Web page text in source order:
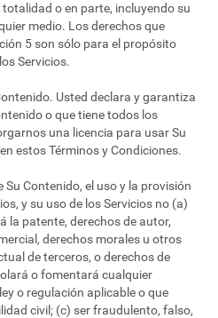
o en parte, incluyendo su
medio. Los derechos que
5 son sólo para el propósito
Servicios.
Usted declara y garantiza
o que tiene todos los
una licencia para usar Su
estos Términos y Condiciones.
Contenido, el uso y la provisión
y su uso de los Servicios no (a)
la patente, derechos de autor,
derechos morales u otros
de terceros, o derechos de
o fomentará cualquier
o regulación aplicable o que
civil; (c) ser fraudulento, falso,